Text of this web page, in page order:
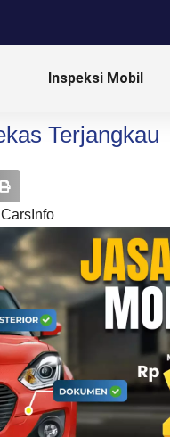
Inspeksi Mobil
Terjangkau
CarsInfo